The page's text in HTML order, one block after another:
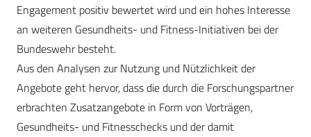
Engagement positiv bewertet wird und ein hohes Interesse
an weiteren Gesundheits- und Fitness-Initiativen bei der
Bundeswehr besteht.
Aus den Analysen zur Nutzung und Nützlichkeit der
Angebote geht hervor, dass die durch die Forschungspartner
erbrachten Zusatzangebote in Form von Vorträgen,
Gesundheits- und Fitnesschecks und der damit